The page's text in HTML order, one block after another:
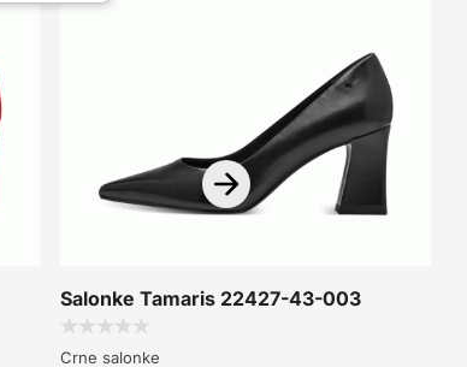
Salonke Tamaris 22427-43-003
Crne salonke